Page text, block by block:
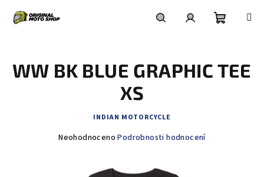
košík
WW BK BLUE GRAPHIC TEE
XS
INDIAN MOTORCYCLE
Průměrné
Neohodnoceno Podrobnosti hodnocení